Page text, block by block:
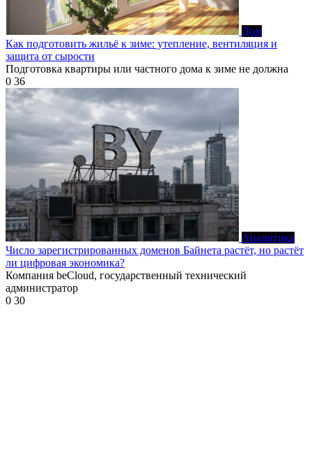
Дом
Как подготовить жильё к зиме: утепление, вентиляция и
защита от сырости
Подготовка квартиры или частного дома к зиме не должна
0 36
Аналитика
Число зарегистрированных доменов Байнета растёт, но растёт
ли цифровая экономика?
Компания beCloud, государственный технический
администратор
0 30